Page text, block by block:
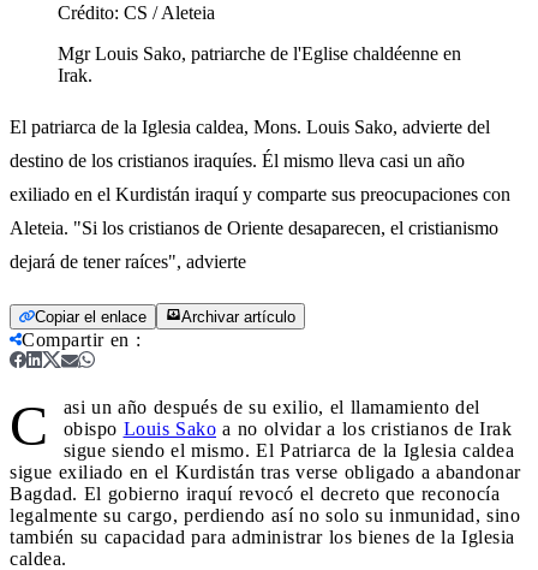
Crédito: CS / Aleteia
Mgr Louis Sako, patriarche de l'Eglise chaldéenne en
Irak.
El patriarca de la Iglesia caldea, Mons. Louis Sako, advierte del
destino de los cristianos iraquíes. Él mismo lleva casi un año
exiliado en el Kurdistán iraquí y comparte sus preocupaciones con
Aleteia. "Si los cristianos de Oriente desaparecen, el cristianismo
dejará de tener raíces", advierte
Copiar el enlace Archivar artículo
Compartir en :
C
asi un año después de su exilio, el llamamiento del
obispo Louis Sako a no olvidar a los cristianos de Irak
sigue siendo el mismo. El Patriarca de la Iglesia caldea
sigue exiliado en el Kurdistán tras verse obligado a abandonar
Bagdad. El gobierno iraquí revocó el decreto que reconocía
legalmente su cargo, perdiendo así no solo su inmunidad, sino
también su capacidad para administrar los bienes de la Iglesia
caldea.